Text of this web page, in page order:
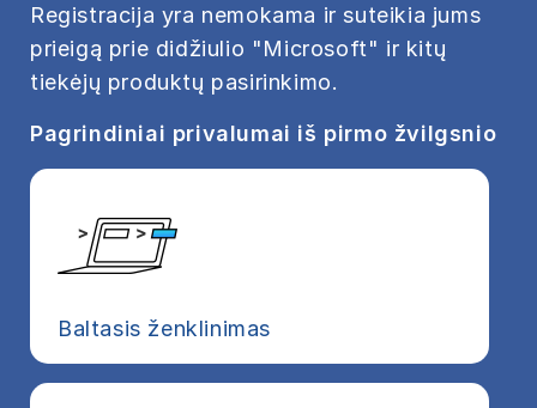
Registracija yra nemokama ir suteikia jums
prieigą prie didžiulio "Microsoft" ir kitų
tiekėjų produktų pasirinkimo.
Pagrindiniai privalumai iš pirmo žvilgsnio
Baltasis ženklinimas